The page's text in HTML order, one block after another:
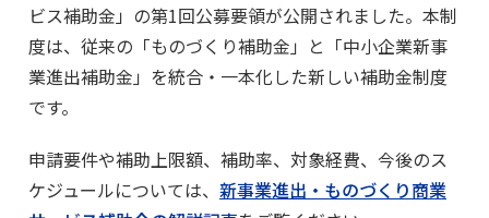
ビス補助金」の第1回公募要領が公開されました。本制
度は、従来の「ものづくり補助金」と「中小企業新事
業進出補助金」を統合・一本化した新しい補助金制度
です。
申請要件や補助上限額、補助率、対象経費、今後のス
ケジュールについては、 新事業進出・ものづくり商業